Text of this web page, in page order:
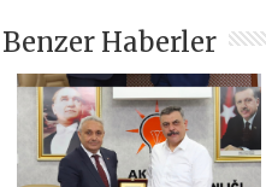
Benzer Haberler